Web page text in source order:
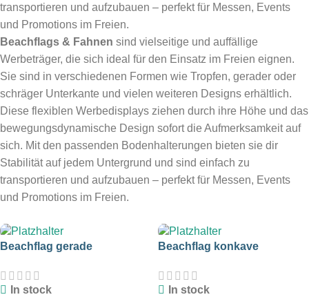
transportieren und aufzubauen – perfekt für Messen, Events
und Promotions im Freien.
Beachflags & Fahnen sind vielseitige und auffällige
Werbeträger, die sich ideal für den Einsatz im Freien eignen.
Sie sind in verschiedenen Formen wie Tropfen, gerader oder
schräger Unterkante und vielen weiteren Designs erhältlich.
Diese flexiblen Werbedisplays ziehen durch ihre Höhe und das
bewegungsdynamische Design sofort die Aufmerksamkeit auf
sich. Mit den passenden Bodenhalterungen bieten sie dir
Stabilität auf jedem Untergrund und sind einfach zu
transportieren und aufzubauen – perfekt für Messen, Events
und Promotions im Freien.
Beachflag gerade
In stock
Beachflag konkave
In stock